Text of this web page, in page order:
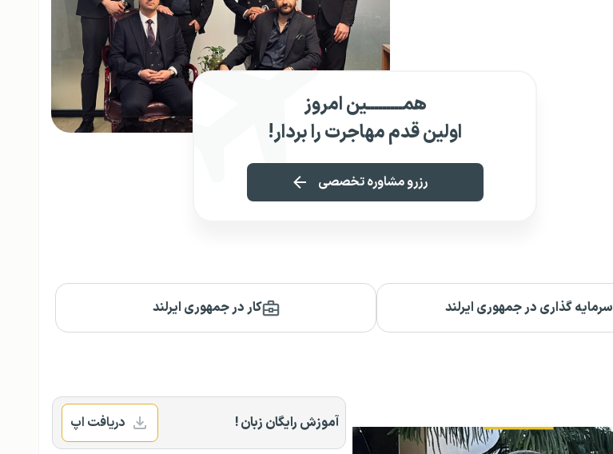
همـــــــــین امروز
اولین قدم مهاجرت را بردار!
رزرو مشاوره تخصصی
سرمایه گذاری در جمهوری ایرلند کار در جمهوری ایرلند
آموزش رایگان زبان ! دریافت اپ